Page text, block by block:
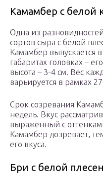
Камамбер с белой
Одна из
сортов сыра с белой
Камамбер выпускается
габаритах головках –
высота – 3-4 см. Вес
варьируется в рамках
Срок созревания
недель. Вкус
выраженный с
Камамбер дозревает,
его вкуса.
Бри с белой